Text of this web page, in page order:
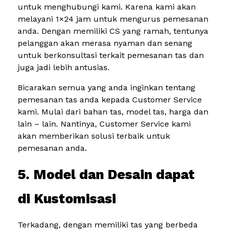
untuk menghubungi kami. Karena kami akan
melayani 1×24 jam untuk mengurus pemesanan
anda. Dengan memiliki CS yang ramah, tentunya
pelanggan akan merasa nyaman dan senang
untuk berkonsultasi terkait pemesanan tas dan
juga jadi lebih antusias.
Bicarakan semua yang anda inginkan tentang
pemesanan tas anda kepada Customer Service
kami. Mulai dari bahan tas, model tas, harga dan
lain – lain. Nantinya, Customer Service kami
akan memberikan solusi terbaik untuk
pemesanan anda.
5. Model dan Desain dapat
di Kustomisasi
Terkadang, dengan memiliki tas yang berbeda